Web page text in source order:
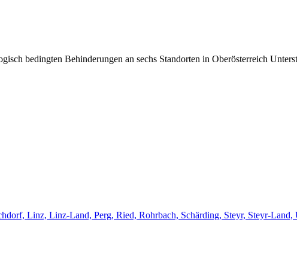
bedingten Behinderungen an sechs Standorten in Oberösterreich
Linz, Linz-Land, Perg, Ried, Rohrbach, Schärding, Steyr, Steyr-